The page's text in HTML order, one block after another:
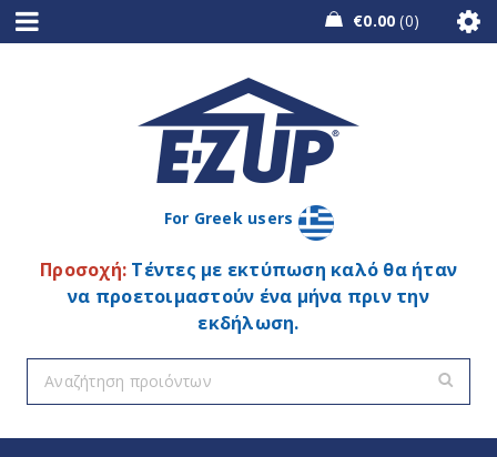
€0.00 0
For Greek users
Προσοχή: Τέντες με εκτύπωση καλό θα ήταν
να προετοιμαστούν ένα μήνα πριν την
εκδήλωση.